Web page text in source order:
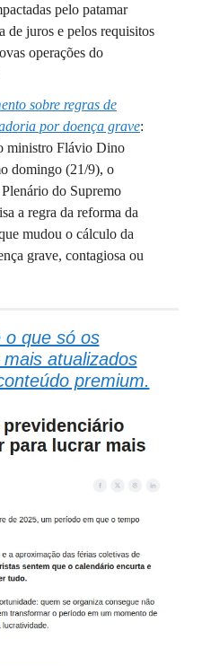
pelo patamar
de juros e pelos requisitos
operações do
sobre regras de
por doença grave:
ministro Flávio Dino
domingo (21/9), o
do Supremo
a regra da reforma da
mudou o cálculo da
grave, contagiosa ou
o que só os
atualizados
premium.